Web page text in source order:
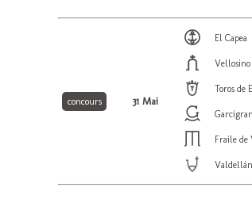
concours 31 Mai
El Capea
Vellosino
Toros de
Fraile de
Valdellán